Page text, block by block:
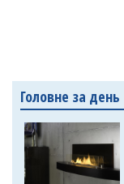
Головне за день